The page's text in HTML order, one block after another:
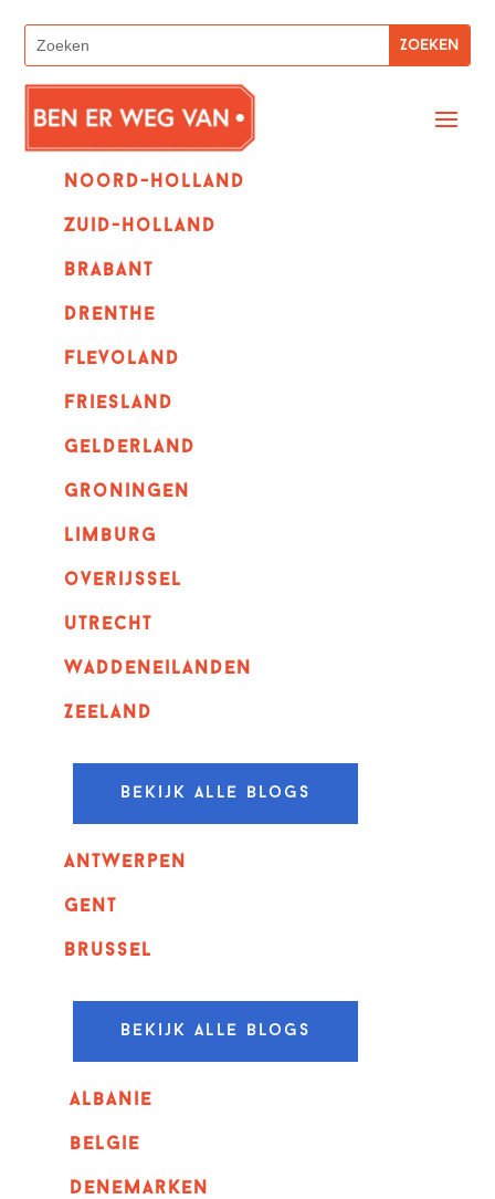
Noord-holland
zuid-holland
Brabant
Drenthe
Flevoland
Friesland
Gelderland
Groningen
Limburg
overijssel
utrecht
Waddeneilanden
Zeeland
Bekijk alle blogs
Antwerpen
GENT
Brussel
Bekijk alle blogs
albanie
belgie
denemarken